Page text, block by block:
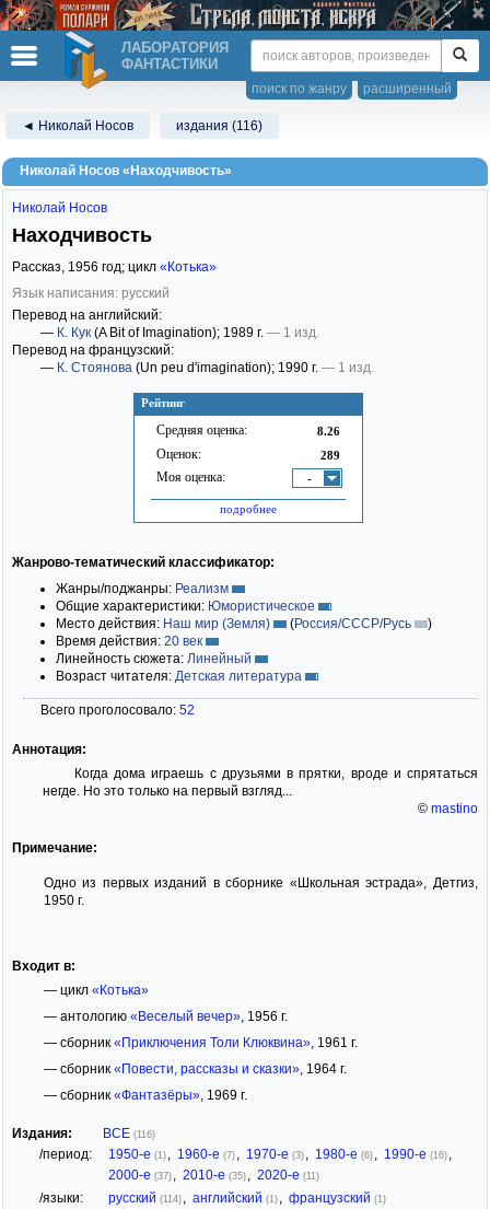
ЛАБОРАТОРИЯ
ФАНТАСТИКИ
расширенный
поиск по жанру
◄ Николай Носов издания (116)
Николай Носов «Находчивость»
Рейтинг
Средняя оценка: 8.26
Оценок: 289
Моя оценка: -
подробнее
Николай Носов
Находчивость
Рассказ, 1956 год; цикл «Котька»
Язык написания: русский
Перевод на английский:
— К. Кук (A Bit of Imagination); 1989 г. — 1 изд.
Перевод на французский:
— К. Стоянова (Un peu d'imagination); 1990 г. — 1 изд.
Жанрово-тематический классификатор:
Жанры/поджанры: Реализм
Общие характеристики: Юмористическое
Место действия: Наш мир (Земля) (Россия/СССР/Русь
)
Время действия: 20 век
Линейность сюжета: Линейный
Возраст читателя: Детская литература
Всего проголосовало: 52
Аннотация:
Когда дома играешь с друзьями в прятки, вроде и спрятаться
негде. Но это только на первый взгляд...
© mastino
Примечание:
Одно из первых изданий в сборнике «Школьная эстрада», Детгиз,
1950 г.
Входит в:
— цикл «Котька»
— антологию «Веселый вечер», 1956 г.
— сборник «Приключения Толи Клюквина», 1961 г.
— сборник «Повести, рассказы и сказки», 1964 г.
— сборник «Фантазёры», 1969 г.
Издания: ВСЕ (116)
/период: 1950-е (1) 1960-е (7) 1970-е (3) 1980-е (6) 1990-е (16)
2000-е (37) 2010-е (35) 2020-е (11)
/языки: русский (114) английский (1) французский (1)